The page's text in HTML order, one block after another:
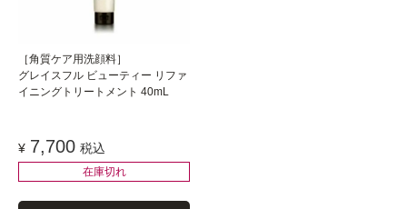
［角質ケア用洗顔料］
グレイスフル ビューティー リファ
イニングトリートメント 40mL
¥ 7,700 税込
在庫切れ